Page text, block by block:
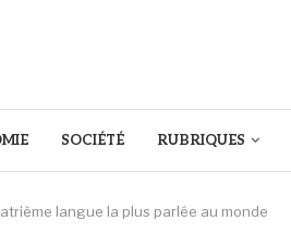
SOCIÉTÉ RUBRIQUES
langue la plus parlée au monde